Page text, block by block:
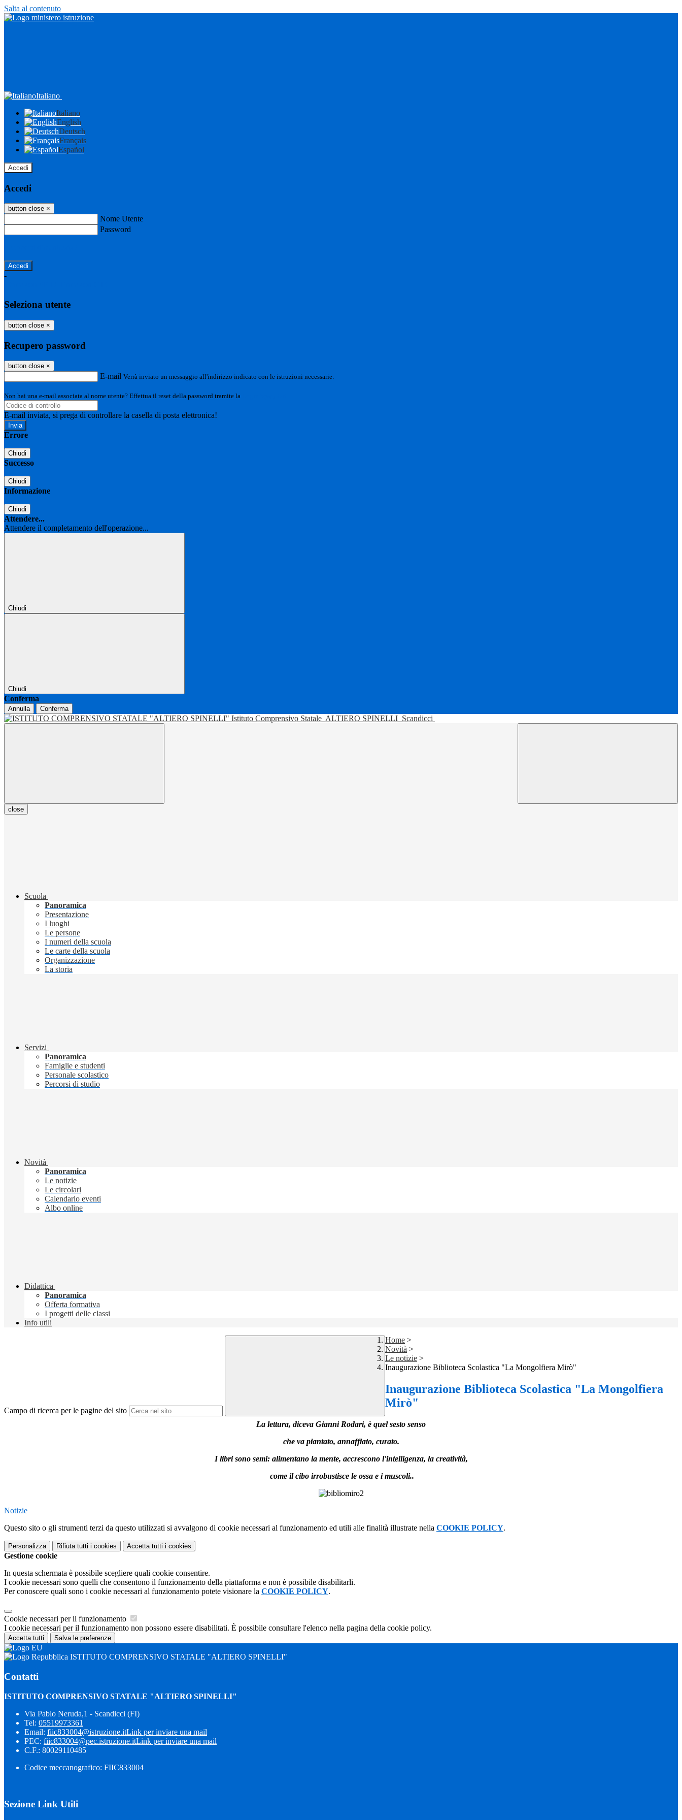
Salta al contenuto
Italiano
Italiano
English
Deutsch
Français
Español
Accedi
Accedi
button close ×
Nome Utente
Password
-
Seleziona utente
button close ×
Recupero password
button close ×
E-mail Verrà inviato un messaggio all'indirizzo indicato con le istruzioni necessarie.
Non hai una e-mail associata al nome utente? Effettua il reset della password tramite la
E-mail inviata, si prega di controllare la casella di posta elettronica!
Errore
Chiudi
Successo
Chiudi
Informazione
Chiudi
Attendere...
Attendere il completamento dell'operazione...
Chiudi
Chiudi
Conferma
Annulla Conferma
Istituto Comprensivo Statale ALTIERO SPINELLI Scandicci
close
Scuola
Panoramica
Presentazione
I luoghi
Le persone
I numeri della scuola
Le carte della scuola
Organizzazione
La storia
Servizi
Panoramica
Famiglie e studenti
Personale scolastico
Percorsi di studio
Novità
Panoramica
Le notizie
Le circolari
Calendario eventi
Albo online
Didattica
Panoramica
Offerta formativa
I progetti delle classi
Info utili
Campo di ricerca per le pagine del sito
Home >
Novità >
Le notizie >
Inaugurazione Biblioteca Scolastica "La Mongolfiera Mirò"
Inaugurazione Biblioteca Scolastica "La Mongolfiera
Mirò"
La lettura, diceva Gianni Rodari, è quel sesto senso
che va piantato, annaffiato, curato.
I libri sono semi: alimentano la mente, accrescono l'intelligenza, la creatività,
come il cibo irrobustisce le ossa e i muscoli..
Notizie
Questo sito o gli strumenti terzi da questo utilizzati si avvalgono di cookie necessari al funzionamento ed utili alle finalità illustrate nella COOKIE POLICY.
Personalizza Rifiuta tutti i cookies Accetta tutti i cookies
Gestione cookie
In questa schermata è possibile scegliere quali cookie consentire.
I cookie necessari sono quelli che consentono il funzionamento della piattaforma e non è possibile disabilitarli.
Per conoscere quali sono i cookie necessari al funzionamento potete visionare la COOKIE POLICY.
Cookie necessari per il funzionamento
I cookie necessari per il funzionamento non possono essere disabilitati. È possibile consultare l'elenco nella pagina della cookie policy.
Accetta tutti Salva le preferenze
ISTITUTO COMPRENSIVO STATALE "ALTIERO SPINELLI"
Contatti
ISTITUTO COMPRENSIVO STATALE "ALTIERO SPINELLI"
Via Pablo Neruda,1 - Scandicci (FI)
Tel: 05519973361
Email: fiic833004@istruzione.itLink per inviare una mail
PEC: fiic833004@pec.istruzione.itLink per inviare una mail
C.F.: 80029110485
Codice meccanografico: FIIC833004
Sezione Link Utili